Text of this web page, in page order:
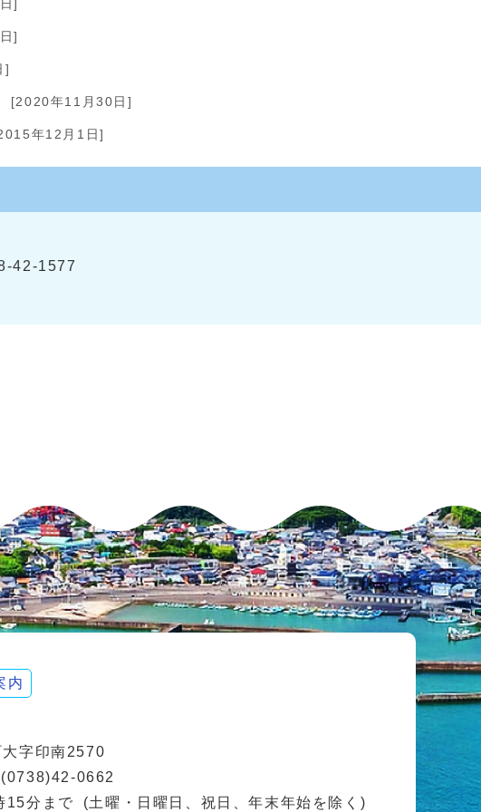
]
]
]
[2020年11月30日]
年12月1日]
42-1577
内
字印南2570
0662
15分まで
(土曜・日曜日、祝日、年末年始を除く)